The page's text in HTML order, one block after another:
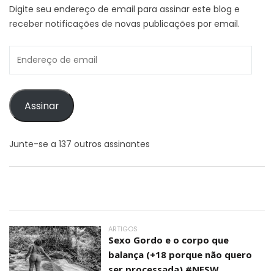
Digite seu endereço de email para assinar este blog e
receber notificações de novas publicações por email.
Assinar
Junte-se a 137 outros assinantes
ARTIGOS
Sexo Gordo e o corpo que
balança (+18 porque não quero